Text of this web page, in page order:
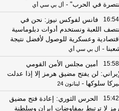
في الحرب" - أل بي سي أي
16:54
فانس لفوكس نيوز: نحن في
اللعبة ونستخدم أدوات دبلوماسية
وعسكرية للوصول لأفضل نتيجة
- أل بي سي أي
15:58
أمين مجلس الأمن القومي
لن يفتح مضيق هرمز إلا إذا عدلت
سلوكها - لبنانون 24
15:42
الحرس الثوري: إعادة فتح مضيق
لا ترتبط بمفاوضات إيران وسلطنة